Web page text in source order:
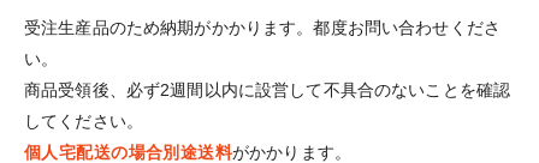
受注生産品のため納期がかかります。都度お問い合わせくださ
い。
商品受領後、必ず2週間以内に設営して不具合のないことを確認
してください。
個人宅配送の場合別途送料がかかります。